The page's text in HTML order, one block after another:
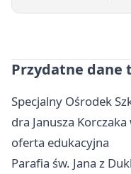
Przydatne dane
Specjalny Ośrodek
dra Janusza
oferta edukacyjna
Parafia św. Jana z